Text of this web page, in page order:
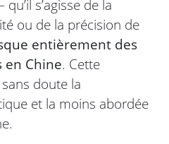
s’agisse de la
ou de la précision de
entièrement des
Chine. Cette
doute la
et la moins abordée